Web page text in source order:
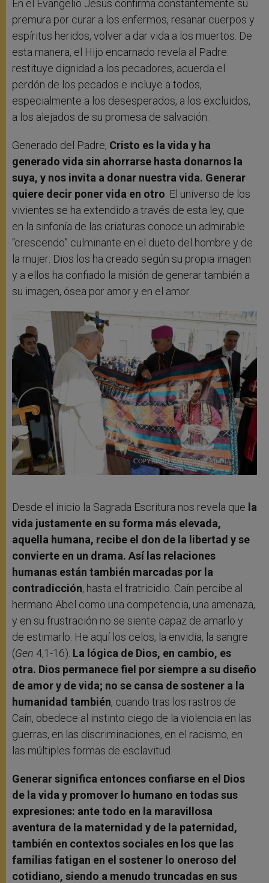
En el Evangelio Jesús confirma constantemente su
premura por curar a los enfermos, resanar cuerpos y
espíritus heridos, volver a dar vida a los muertos. De
esta manera, el Hijo encarnado revela al Padre:
restituye dignidad a los pecadores, acuerda el
perdón de los pecados e incluye a todos,
especialmente a los desesperados, a los excluidos,
a los alejados de su promesa de salvación.
Generado del Padre, Cristo es la vida y ha
generado vida sin ahorrarse hasta donarnos la
suya, y nos invita a donar nuestra vida. Generar
quiere decir poner vida en otro . El universo de los
vivientes se ha extendido a través de esta ley, que
en la sinfonía de las criaturas conoce un admirable
“crescendo” culminante en el dueto del hombre y de
la mujer: Dios los ha creado según su propia imagen
y a ellos ha confiado la misión de generar también a
su imagen, ósea por amor y en el amor.
Desde el inicio la Sagrada Escritura nos revela que la
vida justamente en su forma más elevada,
aquella humana, recibe el don de la libertad y se
convierte en un drama. Así las relaciones
humanas están también marcadas por la
contradicción, hasta el fratricidio. Caín percibe al
hermano Abel como una competencia, una amenaza,
y en su frustración no se siente capaz de amarlo y
de estimarlo. He aquí los celos, la envidia, la sangre
(Gen 4,1-16). La lógica de Dios, en cambio, es
otra. Dios permanece fiel por siempre a su diseño
de amor y de vida; no se cansa de sostener a la
humanidad también, cuando tras los rastros de
Caín, obedece al instinto ciego de la violencia en las
guerras, en las discriminaciones, en el racismo, en
las múltiples formas de esclavitud.
Generar significa entonces confiarse en el Dios
de la vida y promover lo humano en todas sus
expresiones: ante todo en la maravillosa
aventura de la maternidad y de la paternidad,
también en contextos sociales en los que las
familias fatigan en el sostener lo oneroso del
cotidiano, siendo a menudo truncadas en sus